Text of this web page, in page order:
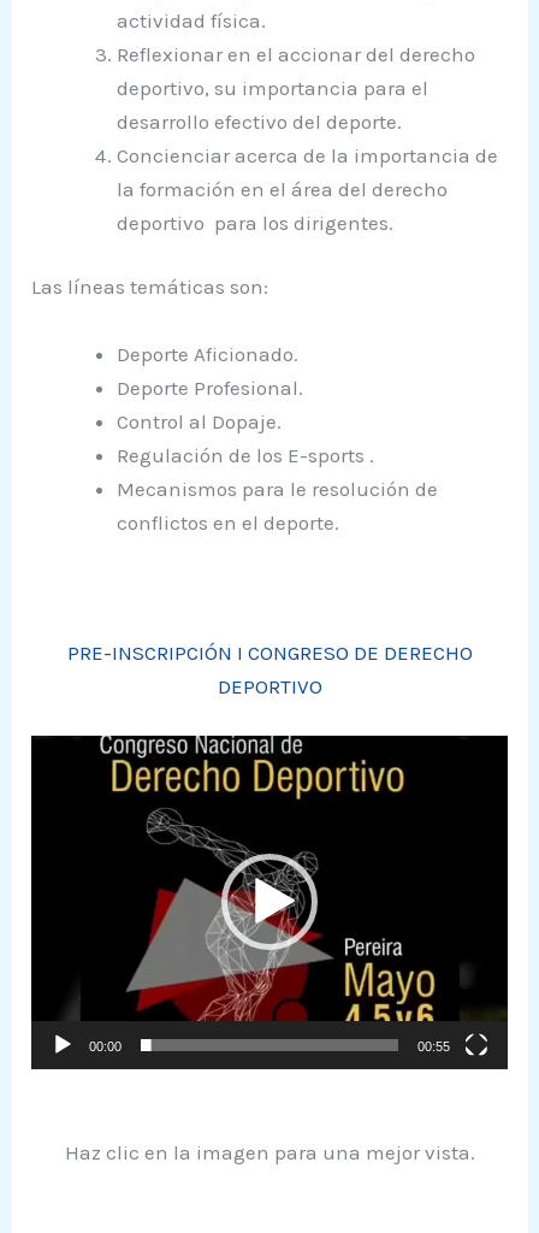
actividad física.
Reflexionar en el accionar del derecho
deportivo, su importancia para el
desarrollo efectivo del deporte.
Concienciar acerca de la importancia de
la formación en el área del derecho
deportivo para los dirigentes.
Las líneas temáticas son:
Deporte Aficionado.
Deporte Profesional.
Control al Dopaje.
Regulación de los E-sports .
Mecanismos para le resolución de
conflictos en el deporte.
PRE-INSCRIPCIÓN I CONGRESO DE DERECHO
DEPORTIVO
Reproductor
00:00 00:55
Haz clic en la imagen para una mejor vista.